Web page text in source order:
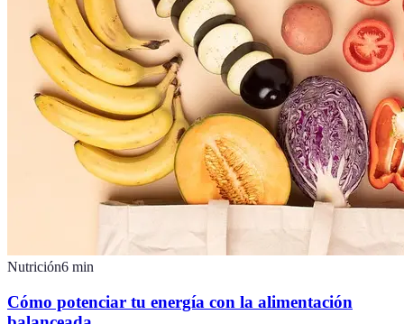
Nutrición6 min
Cómo potenciar tu energía con la alimentación